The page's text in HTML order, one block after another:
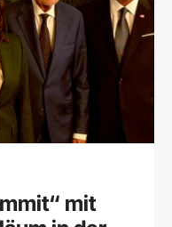
mit